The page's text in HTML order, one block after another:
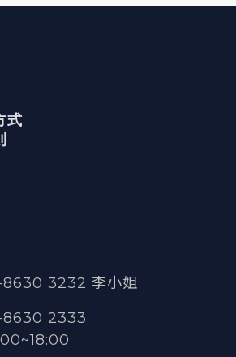
式
3232 李小姐
2333